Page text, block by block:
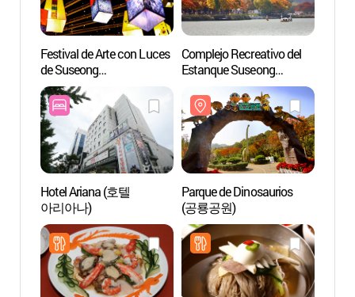
Festival de Arte con Luces
de Suseong
(수성빛예술제)
Complejo Recreativo del
Estanque Suseong
(수성못 유원지)
Hotel Ariana (호텔
아리아나)
Parque de Dinosaurios
(공룡공원)